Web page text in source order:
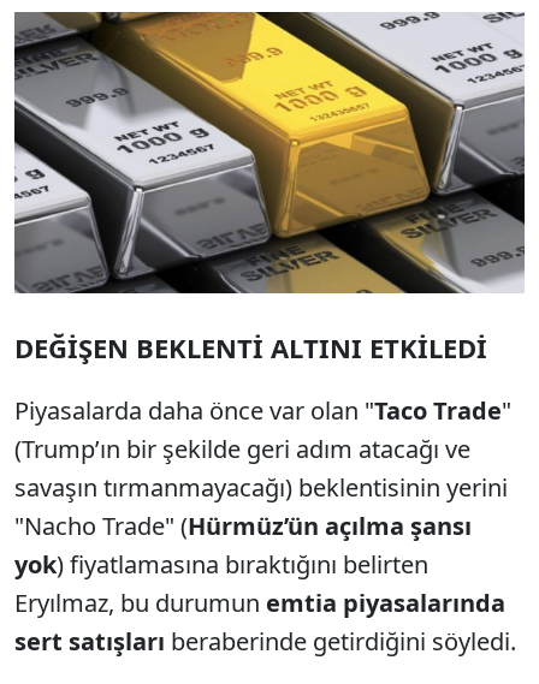
DEĞİŞEN BEKLENTİ ALTINI ETKİLEDİ
Piyasalarda daha önce var olan "Taco Trade"
(Trump’ın bir şekilde geri adım atacağı ve
savaşın tırmanmayacağı) beklentisinin yerini
"Nacho Trade" (Hürmüz’ün açılma şansı
yok) fiyatlamasına bıraktığını belirten
Eryılmaz, bu durumun emtia piyasalarında
sert satışları beraberinde getirdiğini söyledi.